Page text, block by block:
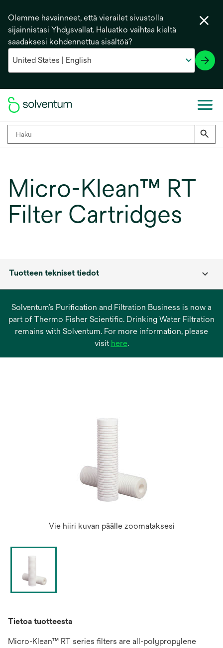
Olemme havainneet, että vierailet sivustolla
sijainnistasi Yhdysvallat. Haluatko vaihtaa kieltä
saadaksesi kohdennettua sisältöä?
Micro-Klean™ RT
Filter Cartridges
Tuotteen tekniset tiedot
Solventum’s Purification and Filtration Business is now a
part of Thermo Fisher Scientific. Drinking Water Filtration
remains with Solventum. For more information, please
visit hereopens
.
Vie hiiri kuvan päälle zoomataksesi
Tietoa tuotteesta
Micro-Klean™ RT series filters are all-polypropylene